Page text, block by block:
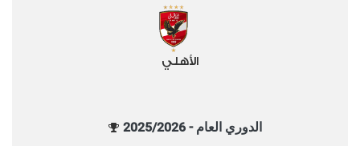
الأهلي
الدوري العام - 2025/2026